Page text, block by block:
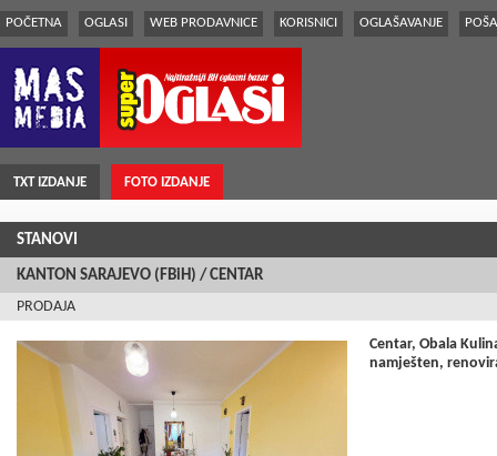
POČETNA OGLASI WEB PRODAVNICE KORISNICI OGLAŠAVANJE
TXT IZDANJE FOTO IZDANJE
STANOVI
KANTON SARAJEVO (FBiH) / CENTAR
PRODAJA
Centar, Obala
namješten,